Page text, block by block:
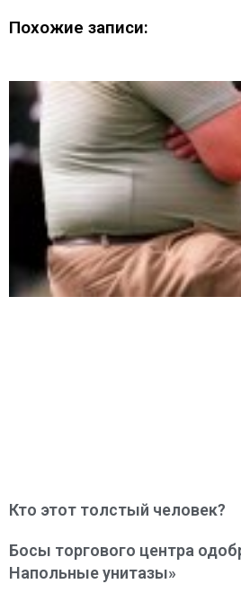
Похожие записи:
Кто этот толстый человек?
Босы торгового центра
Напольные унитазы»